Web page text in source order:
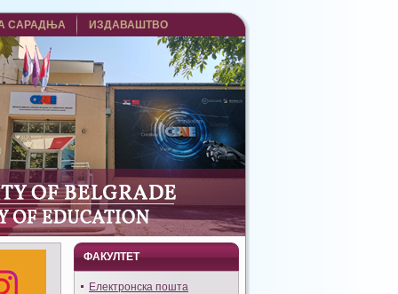
САРАДЊА ИЗДАВАШТВО
ФАКУЛТЕТ
Eлектронска пошта